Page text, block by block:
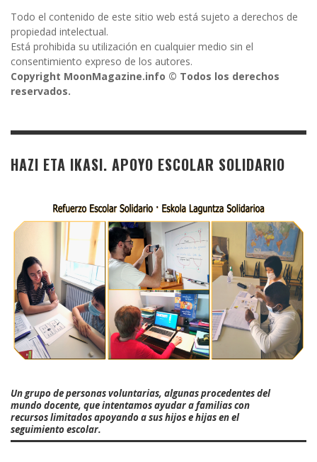
Todo el contenido de este sitio web está sujeto a derechos de
propiedad intelectual.
Está prohibida su utilización en cualquier medio sin el
consentimiento expreso de los autores.
Copyright MoonMagazine.info © Todos los derechos
reservados.
HAZI ETA IKASI. APOYO ESCOLAR SOLIDARIO
Un grupo de personas voluntarias, algunas procedentes del
mundo docente, que intentamos ayudar a familias con
recursos limitados apoyando a sus hijos e hijas en el
seguimiento escolar.